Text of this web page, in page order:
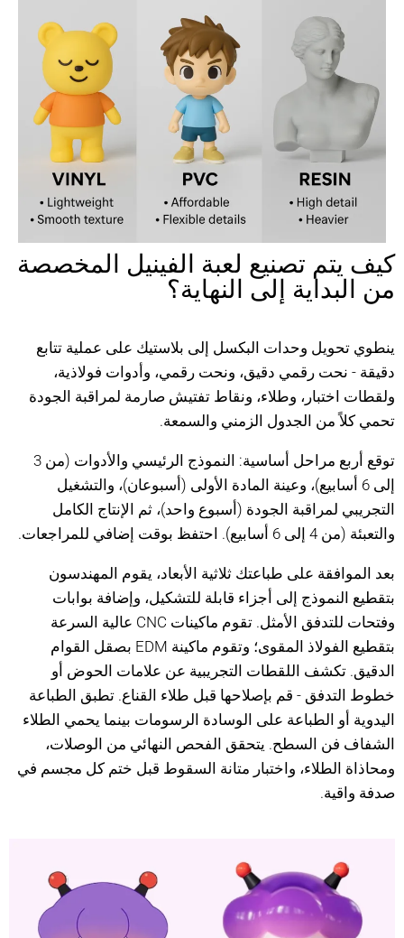
كيف يتم تصنيع لعبة الفينيل المخصصة
من البداية إلى النهاية؟
ينطوي تحويل وحدات البكسل إلى بلاستيك على عملية تتابع
دقيقة - نحت رقمي دقيق، ونحت رقمي، وأدوات فولاذية،
ولقطات اختبار، وطلاء، ونقاط تفتيش صارمة لمراقبة الجودة
تحمي كلاً من الجدول الزمني والسمعة.
توقع أربع مراحل أساسية: النموذج الرئيسي والأدوات (من 3
إلى 6 أسابيع)، وعينة المادة الأولى (أسبوعان)، والتشغيل
التجريبي لمراقبة الجودة (أسبوع واحد)، ثم الإنتاج الكامل
والتعبئة (من 4 إلى 6 أسابيع). احتفظ بوقت إضافي للمراجعات.
بعد الموافقة على طباعتك ثلاثية الأبعاد، يقوم المهندسون
بتقطيع النموذج إلى أجزاء قابلة للتشكيل، وإضافة بوابات
وفتحات للتدفق الأمثل. تقوم ماكينات CNC عالية السرعة
بتقطيع الفولاذ المقوى؛ وتقوم ماكينة EDM بصقل القوام
الدقيق. تكشف اللقطات التجريبية عن علامات الحوض أو
خطوط التدفق - قم بإصلاحها قبل طلاء القناع. تطبق الطباعة
اليدوية أو الطباعة على الوسادة الرسومات بينما يحمي الطلاء
الشفاف فن السطح. يتحقق الفحص النهائي من الوصلات،
ومحاذاة الطلاء، واختبار متانة السقوط قبل ختم كل مجسم في
صدفة واقية.